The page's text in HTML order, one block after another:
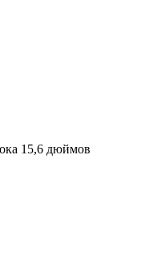
15,6 дюймов